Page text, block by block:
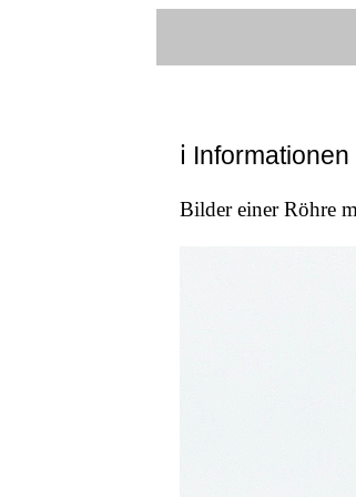
ℹ
Bilder einer Röhre